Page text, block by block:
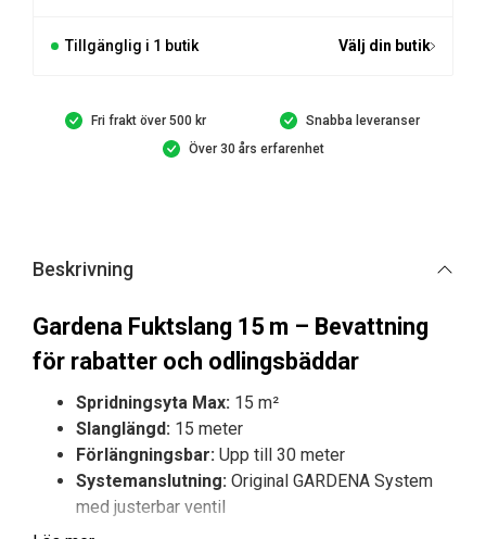
Tillgänglig i 1 butik Välj din butik
Fri frakt över 500 kr
Snabba leveranser
Över 30 års erfarenhet
Beskrivning
Gardena Fuktslang 15 m – Bevattning
för rabatter och odlingsbäddar
Spridningsyta Max: 15 m²
Slanglängd: 15 meter
Förlängningsbar: Upp till 30 meter
Systemanslutning: Original GARDENA System
med justerbar ventil